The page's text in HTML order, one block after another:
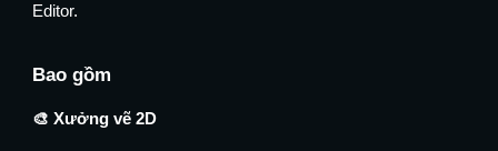
Editor.
Bao gồm
🎨 Xưởng vẽ 2D